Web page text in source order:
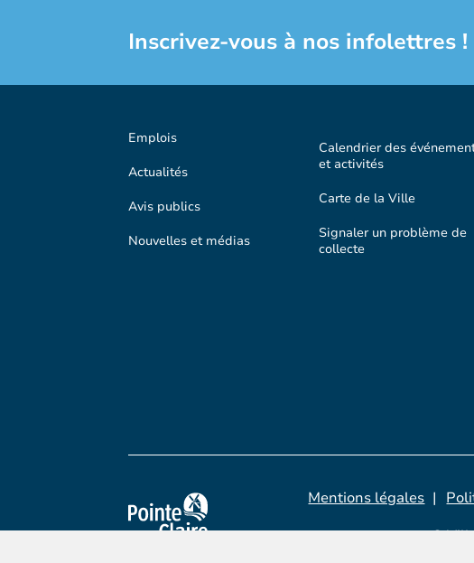
Inscrivez-vous à nos infolettres !
Emplois
Actualités
Avis publics
Nouvelles et médias
Calendrier des
et activités
Carte de la Ville
Signaler un problème de
collecte
©
Mentions légales